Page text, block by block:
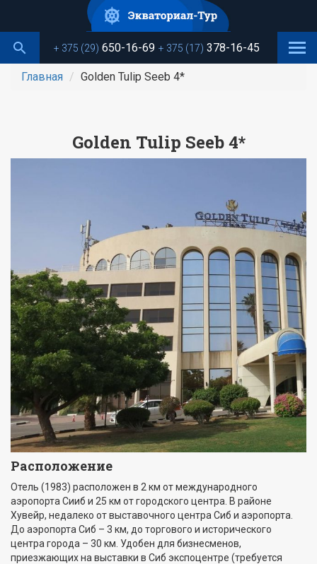
основному
содержанию+ 375 (29) 650-16-69 + 375 (17) 378-16-45
Главная Golden Tulip Seeb 4*
Golden Tulip Seeb 4*
Расположение
Отель (1983) расположен в 2 км от международного
аэропорта Сииб и 25 км от городского центра. В районе
Хувейр, недалеко от выставочного центра Сиб и аэропорта.
До аэропорта Сиб – 3 км, до торгового и исторического
центра города – 30 км. Удобен для бизнесменов,
приезжающих на выставки в Сиб экспоцентре (требуется